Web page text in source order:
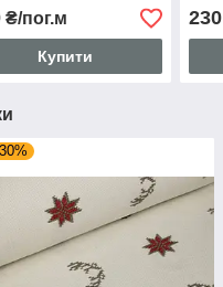
₴/пог.м
Купити
230